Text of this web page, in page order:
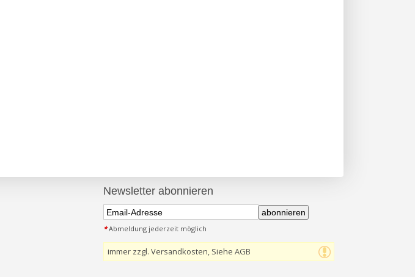
Newsletter abonnieren
abonnieren
*Abmeldung jederzeit möglich
immer zzgl. Versandkosten, Siehe AGB